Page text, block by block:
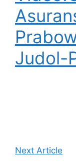
Judol-
Next Article